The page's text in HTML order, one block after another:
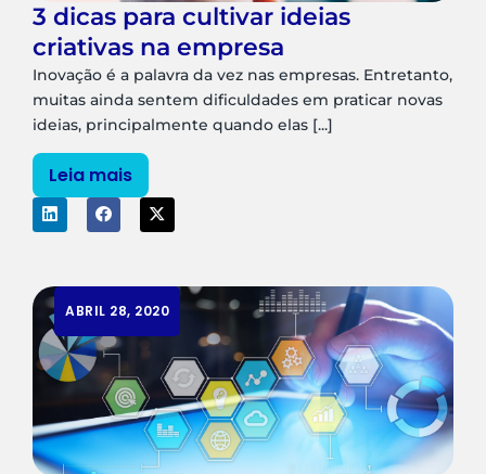
3 dicas para cultivar ideias
criativas na empresa
Inovação é a palavra da vez nas empresas. Entretanto,
muitas ainda sentem dificuldades em praticar novas
ideias, principalmente quando elas [...]
Leia mais
ABRIL 28, 2020